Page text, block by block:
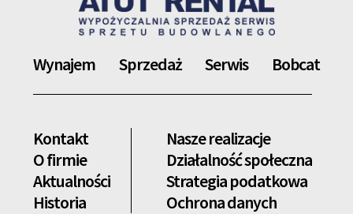
Wynajem Sprzedaż Serwis Bobcat
Kontakt
O firmie
Aktualności
Historia
Nasze realizacje
Działalność społeczna
Strategia podatkowa
Ochrona danych